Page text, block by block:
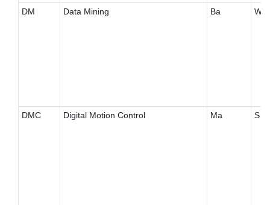
DM Data Mining Ba W
DMC Digital Motion Control Ma S